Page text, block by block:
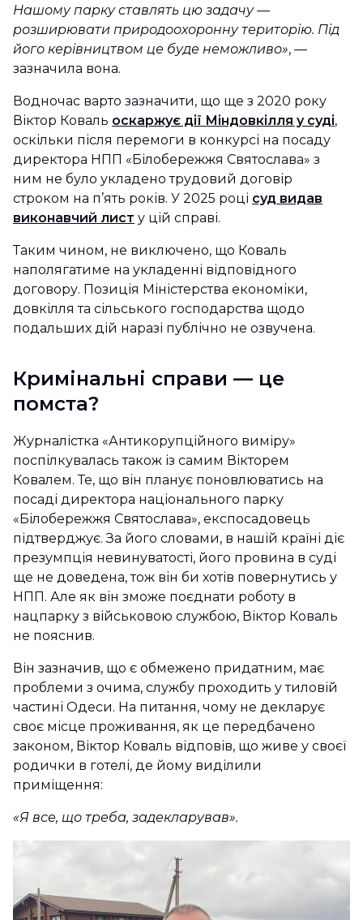
Нашому парку ставлять цю задачу—
розширювати природоохоронну територію. Під
його керівництвом це буде неможливо», —
зазначила вона.
Водночас варто зазначити, що ще з 2020 року
Віктор Коваль оскаржує дії Міндовкілля у суді,
оскільки після перемоги в конкурсі на посаду
директора НПП «Білобережжя Святослава» з
ним не було укладено трудовий договір
строком на п’ять років. У 2025 році суд видав
виконавчий лист у цій справі.
Таким чином, не виключено, що Коваль
наполягатиме на укладенні відповідного
договору. Позиція Міністерства економіки,
довкілля та сільського господарства щодо
подальших дій наразі публічно не озвучена.
Кримінальні справи — це
помста?
Журналістка «Антикорупційного виміру»
поспілкувалась також із самим Вікторем
Ковалем. Те, що він планує поновлюватись на
посаді директора національного парку
«Білобережжя Святослава», експосадовець
підтверджує. За його словами, в нашій країні діє
презумпція невинуватості, його провина в суді
ще не доведена, тож він би хотів повернутись у
НПП. Але як він зможе поєднати роботу в
нацпарку з військовою службою, Віктор Коваль
не пояснив.
Він зазначив, що є обмежено придатним, має
проблеми з очима, службу проходить у тиловій
частині Одеси. На питання, чому не декларує
своє місце проживання, як це передбачено
законом, Віктор Коваль відповів, що живе у своєї
родички в готелі, де йому виділили
приміщення:
«Я все, що треба, задекларував».